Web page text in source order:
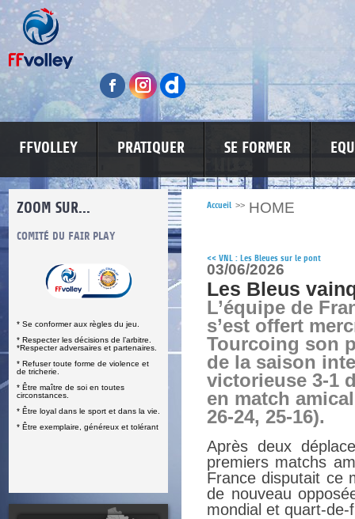
FFVOLLEY PRATIQUER SE FORMER
ZOOM SUR...
COMITÉ DU FAIR PLAY
* Se conformer aux règles du jeu.
* Respecter les décisions de l’arbitre.
*Respecter adversaires et partenaires.
* Refuser toute forme de violence et
de tricherie.
* Être maître de soi en toutes
circonstances.
* Être loyal dans le sport et dans la vie.
* Être exemplaire, généreux et tolérant
LUTTE CONTRE LES VIOLENCES
Accueil >> HOME
<< VNL : Les Bleues sur le pont
03/06/2026
Les Bleus
L’équipe de
s’est offert
Tourcoing son
de la saison
victorieuse 3-1
en match
26-24, 25-16).
Après deux
premiers matchs
France disputait ce
de nouveau
mondial et quart-